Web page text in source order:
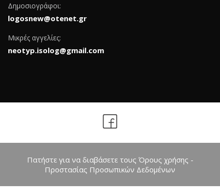
Δημοσιογράφοι:
logosnew@otenet.gr
Μικρές αγγελίες:
neotyp.isolog@gmail.com
Πατήστε για να διαβάσετε τους Όρους χρήσης -
Προστασίας Προσωπικών Δεδομένων